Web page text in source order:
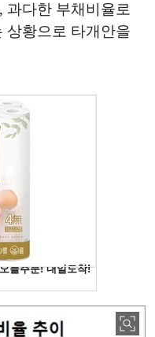
과다한 부채비율로
상황으로 타개안을